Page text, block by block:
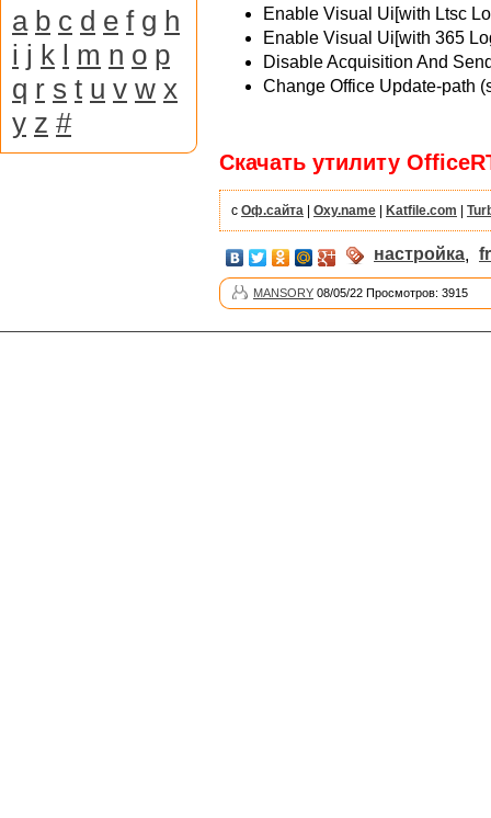
Enable Visual Ui[with Ltsc
Enable Visual Ui[with 365
Disable Acquisition And
Change Office Update-path
Скачать утилиту
с Оф.сайта | Oxy.name | Katfile.com |
настройка,
MANSORY 08/05/22 Просмотров: 3915
a b c d e f g h
i j k l m n o p
q r s t u v w x
y z #